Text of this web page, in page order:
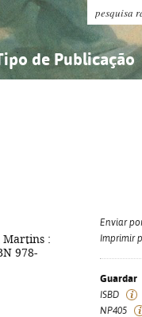
de Publicação
Martins :
978-
Enviar
Imprimir
Guardar
ISBD
NP405